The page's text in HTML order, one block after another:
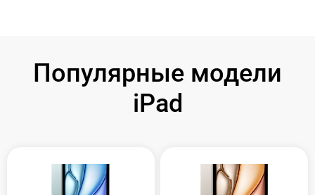
Популярные модели
iPad